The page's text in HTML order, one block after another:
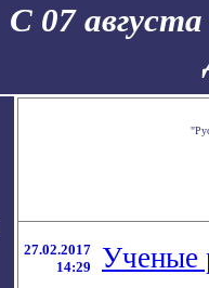
С 07
27.02.2017
14:29
Ученые